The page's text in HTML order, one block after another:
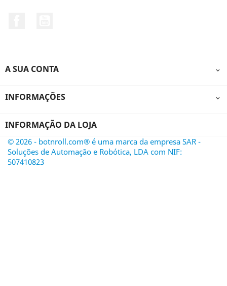
A SUA CONTA 
INFORMAÇÕES 
INFORMAÇÃO DA LOJA
© 2026 - botnroll.com® é uma marca da empresa SAR -
Soluções de Automação e Robótica, LDA com NIF:
507410823